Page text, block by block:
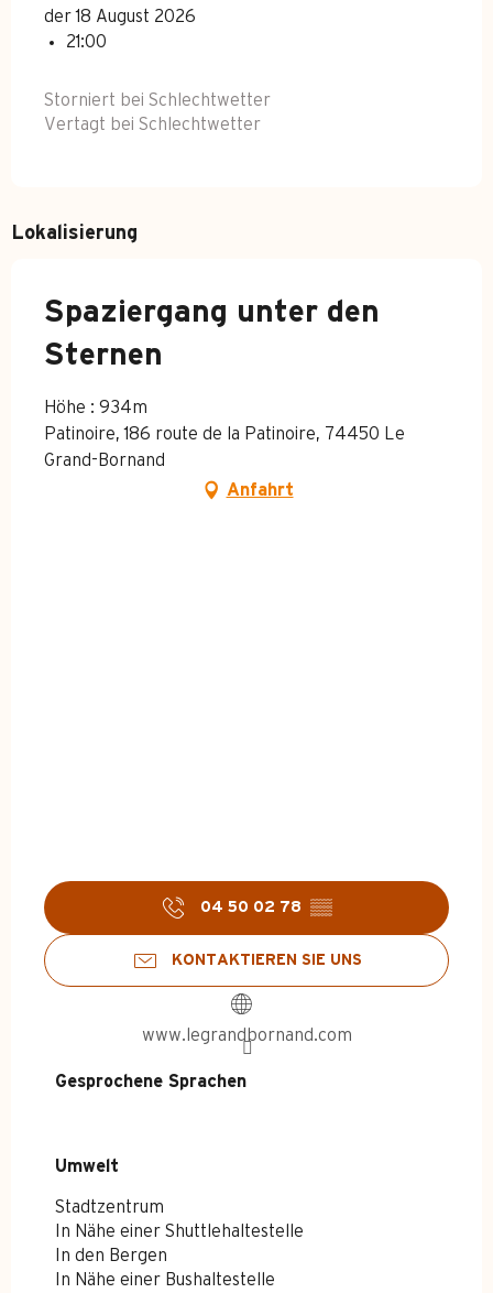
der 18 August 2026
21:00
Storniert bei Schlechtwetter
Vertagt bei Schlechtwetter
Lokalisierung
Spaziergang unter den
Sternen
Höhe : 934m
Patinoire, 186 route de la Patinoire, 74450 Le
Grand-Bornand
Anfahrt
04 50 02 78 ▒▒
KONTAKTIEREN SIE UNS
www.legrandbornand.com
Gesprochene Sprachen
Gesprochene Sprachen
Umwelt
Umwelt
Stadtzentrum
In Nähe einer Shuttlehaltestelle
In den Bergen
In Nähe einer Bushaltestelle